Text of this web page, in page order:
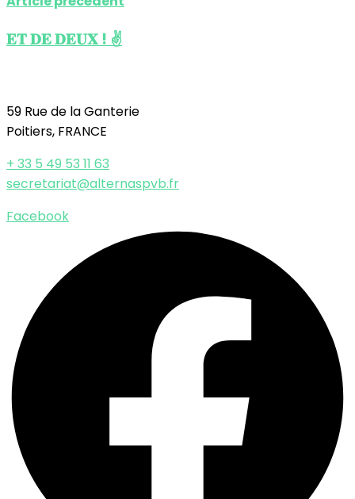
𝐄𝐓 𝐃𝐄 𝐃𝐄𝐔𝐗 ! ✌️
59 Rue de la Ganterie
Poitiers, FRANCE
+ 33 5 49 53 11 63
secretariat@alternaspvb.fr
Facebook